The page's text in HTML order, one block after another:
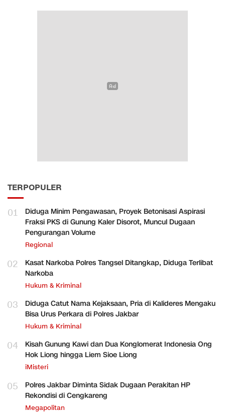
TERPOPULER
01
Diduga Minim Pengawasan, Proyek Betonisasi Aspirasi
Fraksi PKS di Gunung Kaler Disorot, Muncul Dugaan
Pengurangan Volume
Regional
02
Kasat Narkoba Polres Tangsel Ditangkap, Diduga Terlibat
Narkoba
Hukum & Kriminal
03
Diduga Catut Nama Kejaksaan, Pria di Kalideres Mengaku
Bisa Urus Perkara di Polres Jakbar
Hukum & Kriminal
04
Kisah Gunung Kawi dan Dua Konglomerat Indonesia Ong
Hok Liong hingga Liem Sioe Liong
iMisteri
05
Polres Jakbar Diminta Sidak Dugaan Perakitan HP
Rekondisi di Cengkareng
Megapolitan